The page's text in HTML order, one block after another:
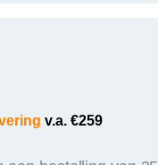
v.a. €259